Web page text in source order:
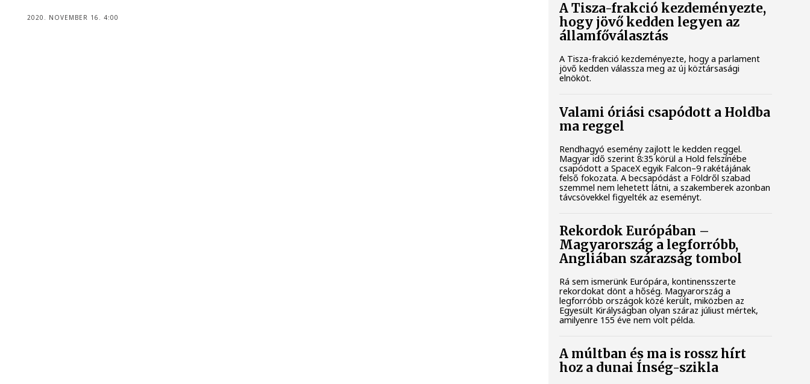
2020. NOVEMBER 16. 4:00
A Tisza-frakció kezdeményezte,
hogy jövő kedden legyen az
államfőválasztás
A Tisza-frakció kezdeményezte, hogy a parlament
jövő kedden válassza meg az új köztársasági
elnököt.
Valami óriási csapódott a Holdba
ma reggel
Rendhagyó esemény zajlott le kedden reggel.
Magyar idő szerint 8:35 körül a Hold felszínébe
csapódott a SpaceX egyik Falcon–9 rakétájának
felső fokozata. A becsapódást a Földről szabad
szemmel nem lehetett látni, a szakemberek azonban
távcsövekkel figyelték az eseményt.
Rekordok Európában –
Magyarország a legforróbb,
Angliában szárazság tombol
Rá sem ismerünk Európára, kontinensszerte
rekordokat dönt a hőség. Magyarország a
legforróbb országok közé került, miközben az
Egyesült Királyságban olyan száraz júliust mértek,
amilyenre 155 éve nem volt példa.
A múltban és ma is rossz hírt
hoz a dunai Ínség-szikla